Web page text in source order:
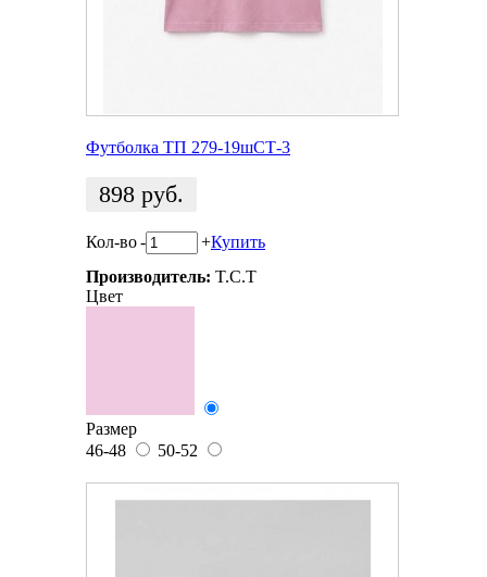
Футболка ТП 279-19шСТ-3
898 руб.
Кол-во- +Купить
Производитель: T.C.T
Цвет
Размер
46-48
50-52